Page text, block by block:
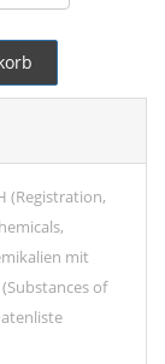
(Registration,
mit
of